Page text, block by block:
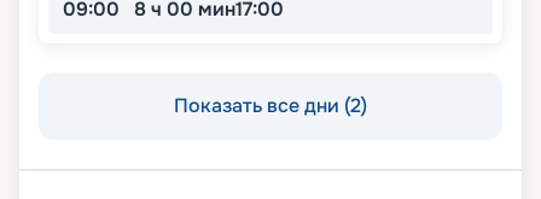
09:00 8 ч 00 мин17:00
Показать все дни (2)